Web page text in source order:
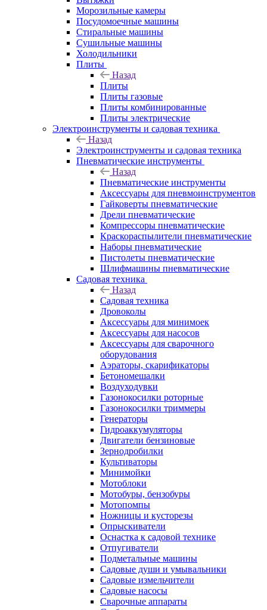
Морозильные камеры
Посудомоечные машины
Стиральные машины
Сушильные машины
Холодильники
Плиты
Назад
Плиты
Плиты газовые
Плиты комбинированные
Плиты электрические
Электроинструменты и садовая техника
Назад
Электроинструменты и садовая техника
Пневматические инструменты
Назад
Пневматические инструменты
Аксессуары для пневмоинструментов
Гайковерты пневматические
Дрели пневматические
Компрессоры пневматические
Краскораспылители пневматические
Наборы пневматические
Пистолеты пневматические
Шлифмашины пневматические
Садовая техника
Назад
Садовая техника
Дровоколы
Аксессуары для минимоек
Аксессуары для насосов
Аксессуары для сварочного
оборудования
Аэраторы, скарификаторы
Бетономешалки
Воздуходувки
Газонокосилки роторные
Газонокосилки триммеры
Генераторы
Гидроаккумуляторы
Двигатели бензиновые
Зернодробилки
Культиваторы
Минимойки
Мотоблоки
Мотобуры, бензобуры
Мотопомпы
Ножницы и кусторезы
Опрыскиватели
Оснастка к садовой технике
Отпугиватели
Подметальные машины
Садовые души и умывальники
Садовые измельчители
Садовые насосы
Сварочные аппараты